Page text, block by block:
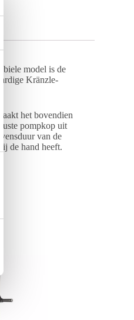
model is de
Kränzle-
het bovendien
pompkop uit
van de
de hand heeft.